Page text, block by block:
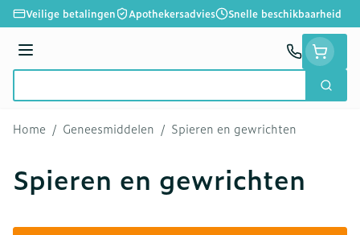
Ga naar de inhoud
Veilige betalingen Apothekersadvies Snelle beschikbaarheid
Menu
Zoek
Home / Geneesmiddelen / Spieren en gewrichten
Spieren en gewrichten